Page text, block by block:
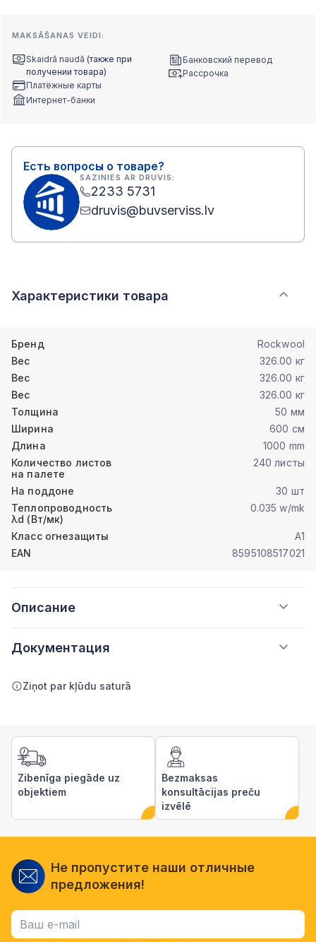
MAKSĀŠANAS VEIDI:
Skaidrā naudā (также при
получении товара)
Платёжные карты
Интернет-банки
Банковский перевод
Рассрочка
Есть вопросы о товаре?
SAZINIES AR DRUVIS:
2233 5731
druvis@buvserviss.lv
Характеристики товара
Бренд
Rockwool
Вес
326.00 кг
Вес
326.00 кг
Вес
326.00 кг
Толщина
50 мм
Ширина
600 см
Длина
1000 mm
Количество листов
на палете
240 листы
На поддоне
30 шт
Теплопроводность
λd (Вт/мк)
0.035 w/mk
Класс огнезащиты
A1
EAN
8595108517021
Описание
Документация
Ziņot par kļūdu saturā
Zibenīga piegāde uz
objektiem
Bezmaksas
konsultācijas preču
izvēlē
Не пропустите наши отличные
предложения!